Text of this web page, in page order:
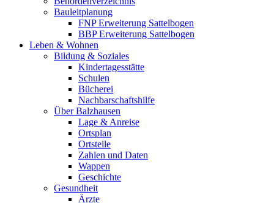
Bauleitplanung
FNP Erweiterung Sattelbogen
BBP Erweiterung Sattelbogen
Leben & Wohnen
Bildung & Soziales
Kindertagesstätte
Schulen
Bücherei
Nachbarschaftshilfe
Über Balzhausen
Lage & Anreise
Ortsplan
Ortsteile
Zahlen und Daten
Wappen
Geschichte
Gesundheit
Ärzte